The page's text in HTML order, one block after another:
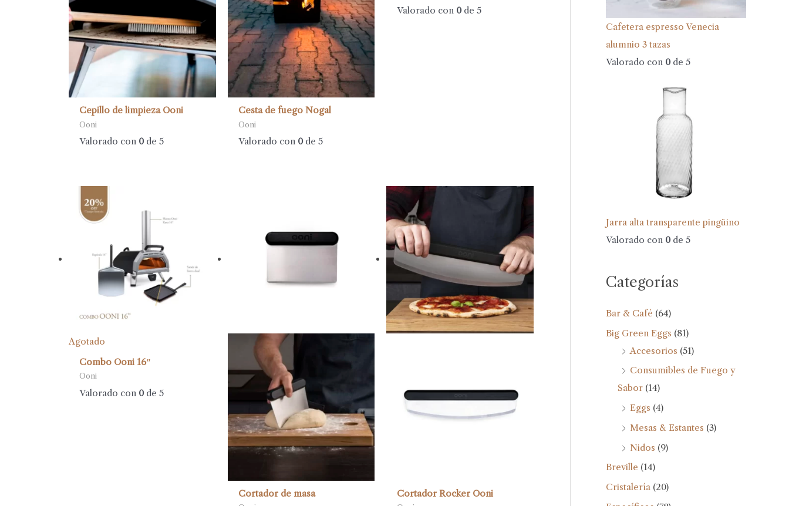
Cepillo de limpieza Ooni
Ooni
Valorado con 0de 5
Cesta de fuego Nogal
Ooni
Valorado con 0de 5
Valorado con 0de 5
Agotado
Combo Ooni 16″
Ooni
Valorado con 0de 5
Cortador de masa Cortador Rocker Ooni
Cafetera espresso Venecia
alumnio 3 tazas
Valorado con 0de 5
Jarra alta transparente pingüino
Valorado con 0de 5
Categorías
Bar & Café (64)
Big Green Eggs (81)
Accesorios (51)
Consumibles de Fuego y
Sabor (14)
Eggs (4)
Mesas & Estantes (3)
Nidos (9)
Breville (14)
Cristalería (20)